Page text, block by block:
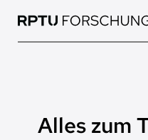
zum
Alles zum